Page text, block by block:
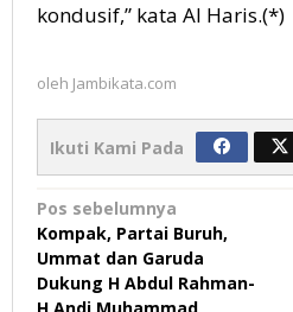
kondusif,” kata Al Haris.(*)
oleh Jambikata.com
Ikuti Kami Pada
Navigasi
pos
Pos sebelumnya
Kompak, Partai Buruh,
Ummat dan Garuda
Dukung H Abdul Rahman-